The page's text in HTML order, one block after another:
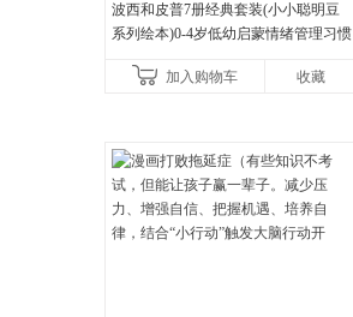
波西和皮普7册经典套装(小小聪明豆
系列绘本)0-4岁低幼启蒙情绪管理习惯
养好品质，发现快
加入购物车 收藏